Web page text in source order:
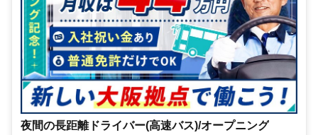
夜間の長距離ドライバー(高速バス)/オープニング